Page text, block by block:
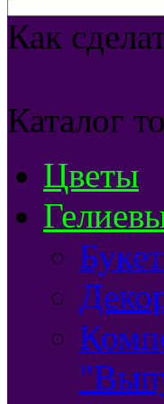
Как
Каталог
Цветы